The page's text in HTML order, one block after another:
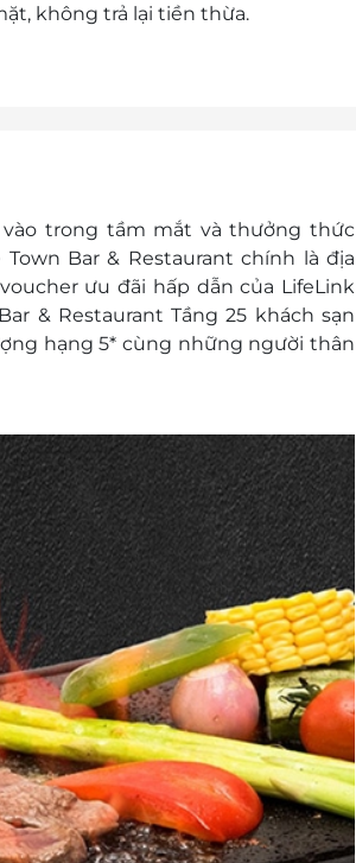
không trả lại tiền thừa.
xuất hóa đơn khi khách hàng
trong tầm mắt và thưởng thức
Bar & Restaurant chính là địa
ưu đãi hấp dẫn của LifeLink
& Restaurant Tầng 25 khách sạn
hạng 5* cùng những người thân